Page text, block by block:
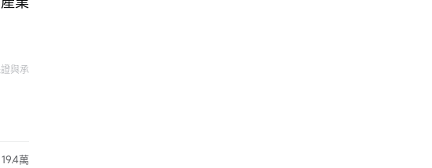
與承
萬